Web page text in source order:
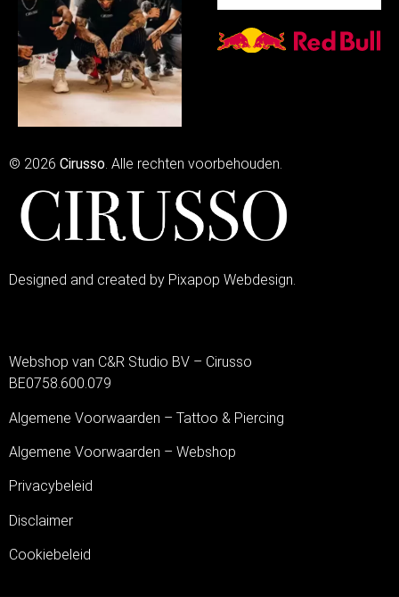
© 2026 Cirusso. Alle rechten voorbehouden.
Designed and created by Pixapop Webdesign.
Webshop van C&R Studio BV – Cirusso
BE0758.600.079
Algemene Voorwaarden – Tattoo & Piercing
Algemene Voorwaarden – Webshop
Privacybeleid
Disclaimer
Cookiebeleid